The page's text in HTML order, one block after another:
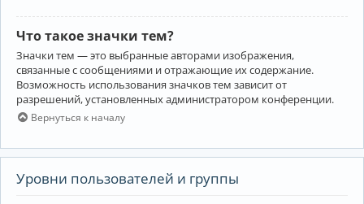
Что такое значки тем?
Значки тем — это выбранные авторами изображения,
связанные с сообщениями и отражающие их содержание.
Возможность использования значков тем зависит от
разрешений, установленных администратором конференции.
Вернуться к началу
Уровни пользователей и группы